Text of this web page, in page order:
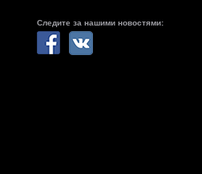
Следите за нашими новостями: